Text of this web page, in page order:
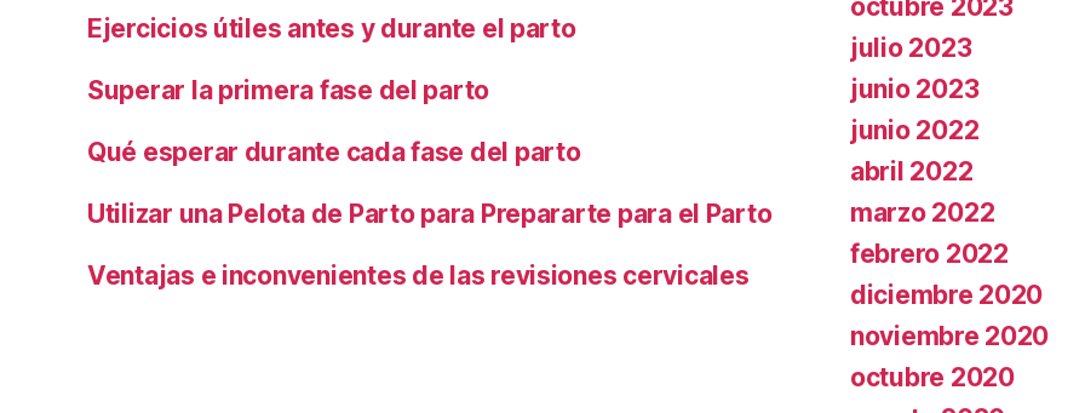
Ejercicios útiles antes y durante el parto
Superar la primera fase del parto
Qué esperar durante cada fase del parto
Utilizar una Pelota de Parto para Prepararte para el Parto
Ventajas e inconvenientes de las revisiones cervicales
octubre 2023
julio 2023
junio 2023
junio 2022
abril 2022
marzo 2022
febrero 2022
diciembre 2020
noviembre 2020
octubre 2020